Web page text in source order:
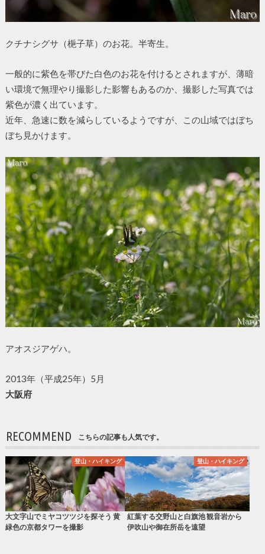
クチナシグサ（梔子草）のお花。半寄生。
一般的に紫色を帯びた白色のお花を付けるとされますが、薄暗
い環境で無理やり撮影した影響もあるのか、撮影した写真では
紫色が濃く出ています。
近年、急速に数を減らしているようですが、この山域ではぼち
ぼち見かけます。
アオスジアゲハ。
2013年（平成25年）5月
大阪府
RECOMMEND こちらの記事も人気です。
登山・ハイキング
大文字山でミヤコツツジを探そう 黄
緑色の京都タワーを撮影
登山・ハイキング
紅葉する交野山と白旗池 観音岩から
伊吹山や御在所岳を遠望